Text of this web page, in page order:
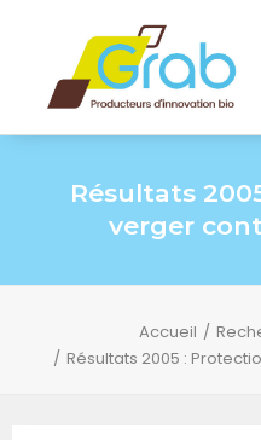
Résultats
verger
Accueil
Résultats 2005 :